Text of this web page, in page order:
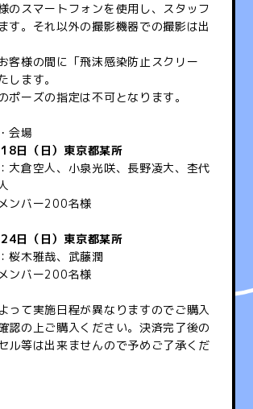
のスマートフォンを使用し、スタッフ
す。それ以外の撮影機器での撮影は出
客様の間に「飛沫感染防止スクリー
します。
ーズの指定は不可となります。
会場
日（日）東京都某所
大倉空人、小泉光咲、長野凌大、杢代
ンバー200名様
日（日）東京都某所
桜木雅哉、武藤潤
ンバー200名様
って実施日程が異なりますのでご購入
認の上ご購入ください。決済完了後の
ル等は出来ませんので予めご了承くだ